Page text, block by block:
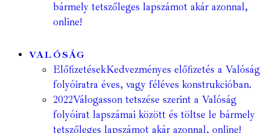
bármely tetszőleges lapszámot akár azonnal,
online!
VALÓSÁG
ElőfizetésekKedvezményes előfizetés a Valóság
folyóiratra éves, vagy féléves konstrukcióban.
2022Válogasson tetszése szerint a Valóság
folyóirat lapszámai között és töltse le bármely
tetszőleges lapszámot akár azonnal, online!